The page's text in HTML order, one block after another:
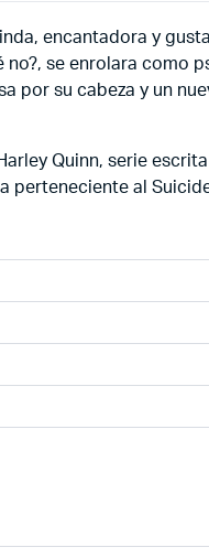
encantadora y
no?, se enrolara
por su cabeza y un
Quinn, serie
perteneciente al